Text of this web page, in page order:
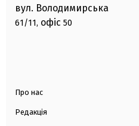
вул. Володимирська
61/11, офіс 50
Про нас
Редакція